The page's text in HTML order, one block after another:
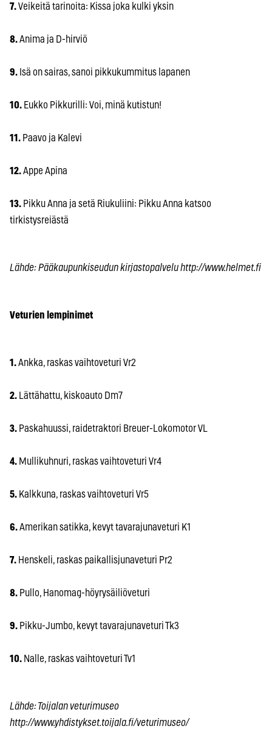
7.Veikeitä tarinoita: Kissa joka kulki yksin
8.Anima ja D-hirviö
9. Isä on sairas, sanoi pikkukummitus lapanen
10. Eukko Pikkurilli: Voi, minä kutistun!
11. Paavo ja Kalevi
12.Appe Apina
13. Pikku Anna ja setä Riukuliini: Pikku Anna katsoo
tirkistysreiästä
Lähde: Pääkaupunkiseudun kirjastopalvelu http://www.helmet.fi
Veturien lempinimet
1.Ankka, raskas vaihtoveturi Vr2
2. Lättähattu, kiskoauto Dm7
3. Paskahuussi, raidetraktori Breuer-Lokomotor VL
4. Mullikuhnuri, raskas vaihtoveturi Vr4
5. Kalkkuna, raskas vaihtoveturi Vr5
6.Amerikan satikka, kevyt tavarajunaveturi K1
7. Henskeli, raskas paikallisjunaveturi Pr2
8. Pullo, Hanomag-höyrysäiliöveturi
9. Pikku-Jumbo, kevyt tavarajunaveturi Tk3
10. Nalle, raskas vaihtoveturi Tv1
Lähde: Toijalan veturimuseo
http://www.yhdistykset.toijala.fi/veturimuseo/